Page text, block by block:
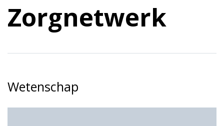
Zorgnetwerk
Wetenschap